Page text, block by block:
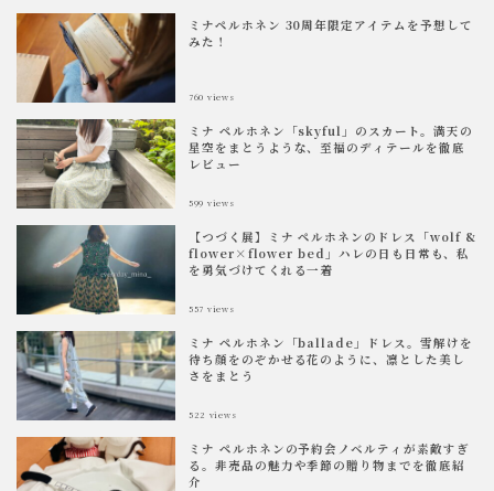
ミナペルホネン 30周年限定アイテムを予想して
みた！
760 views
ミナ ペルホネン「skyful」のスカート。満天の
星空をまとうような、至福のディテールを徹底
レビュー
599 views
【つづく展】ミナ ペルホネンのドレス「wolf &
flower×flower bed」ハレの日も日常も、私
を勇気づけてくれる一着
557 views
ミナ ペルホネン「ballade」ドレス。雪解けを
待ち顔をのぞかせる花のように、凛とした美し
さをまとう
522 views
ミナ ペルホネンの予約会ノベルティが素敵すぎ
る。非売品の魅力や季節の贈り物までを徹底紹
介